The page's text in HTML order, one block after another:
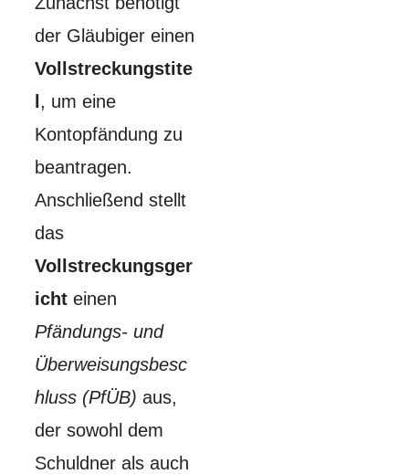
der Gläubiger einen
Vollstreckungstite
, um eine
Kontopfändung zu
beantragen.
Anschließend stellt
das
Vollstreckungsger
icht einen
Pfändungs- und
Überweisungsbesc
hluss (PfÜB) aus,
der sowohl dem
Schuldner als auch